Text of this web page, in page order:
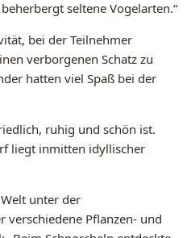
seltene Vogelarten.“
bei der Teilnehmer
verborgenen Schatz zu
hatten viel Spaß bei der
ruhig und schön ist.
liegt inmitten idyllischer
unter der
verschiedene Pflanzen- und